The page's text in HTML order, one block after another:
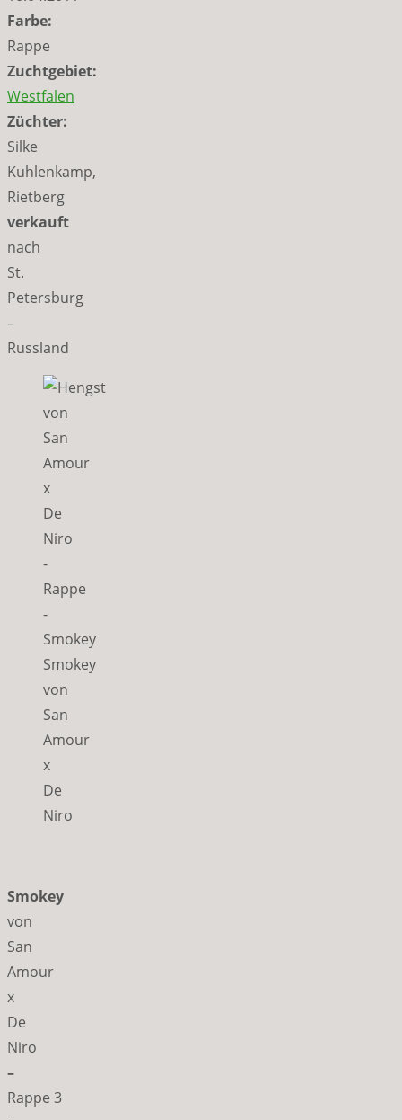
Farbe:
Rappe
Zuchtgebiet:
Westfalen
Züchter:
Silke
Kuhlenkamp,
Rietberg
verkauft
nach
St.
Petersburg
–
Russland
Smokey
von
San
Amour
x
De
Niro
Smokey
von
San
Amour
x
De
Niro
–
Rappe 3